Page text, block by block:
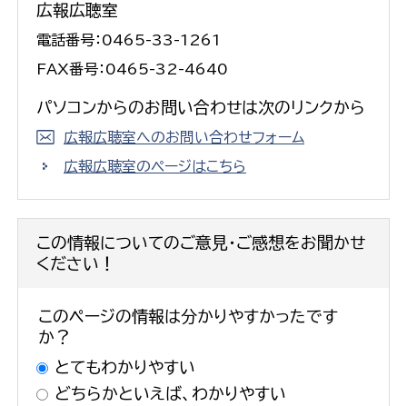
広報広聴室
電話番号：0465-33-1261
FAX番号：0465-32-4640
パソコンからのお問い合わせは次のリンクから
広報広聴室へのお問い合わせフォーム
広報広聴室のページはこちら
この情報についてのご意見・ご感想をお聞かせ
ください！
このページの情報は分かりやすかったです
か？
とてもわかりやすい
どちらかといえば、わかりやすい